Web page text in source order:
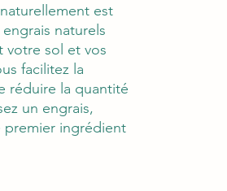
est
naturels
votre sol et vos
facilitez la
réduire la quantité
un engrais,
premier ingrédient